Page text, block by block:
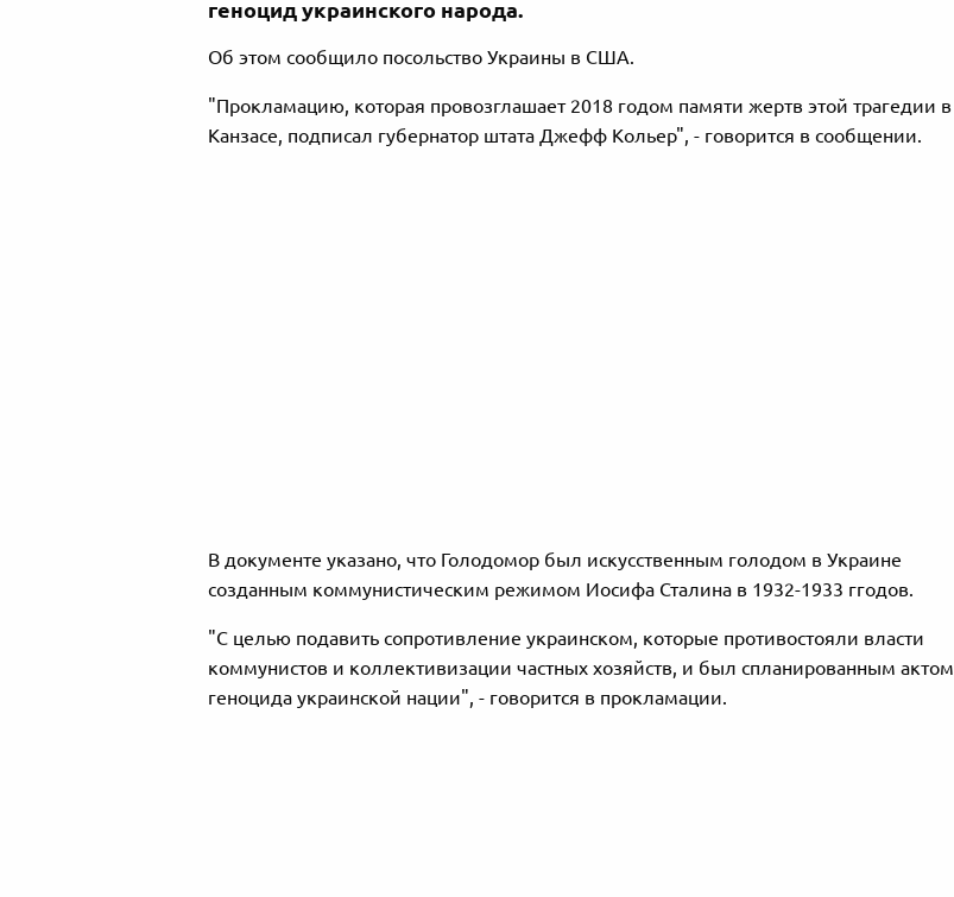
геноцид украинского народа.
Об этом сообщило посольство Украины в США.
"Прокламацию, которая провозглашает 2018 годом памяти жертв этой трагедии в
Канзасе, подписал губернатор штата Джефф Кольер", - говорится в сообщении.
В документе указано, что Голодомор был искусственным голодом в Украине
созданным коммунистическим режимом Иосифа Сталина в 1932-1933 ггодов.
"С целью подавить сопротивление украинском, которые противостояли власти
коммунистов и коллективизации частных хозяйств, и был спланированным актом
геноцида украинской нации", - говорится в прокламации.